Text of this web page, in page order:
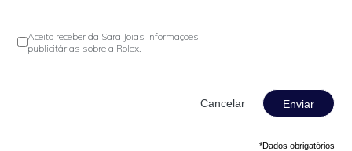
Aceito receber da Sara Joias informações
publicitárias sobre a Rolex.
Enviar
*Dados obrigatórios